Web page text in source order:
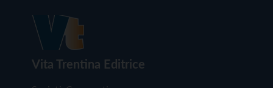
Vita Trentina Editrice